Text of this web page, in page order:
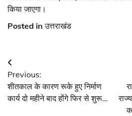
किया जाएगा।
Posted inउत्तराखंड
Post
navigation
Previous:
शीतकाल के कारण रूके हुए निर्माण
कार्य दो महीने बाद होंगे फिर से शुरू…